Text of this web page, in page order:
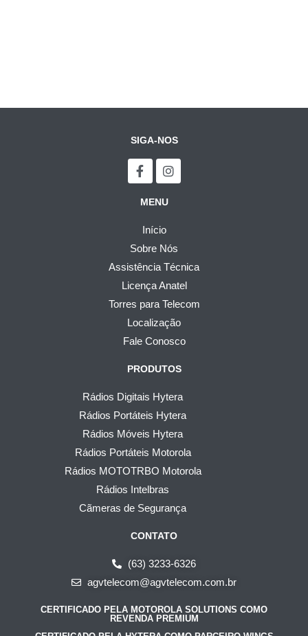
SIGA-NOS
MENU
Início
Sobre Nós
Assistência Técnica
Licença Anatel
Torres para Telecom
Localização
Fale Conosco
PRODUTOS
Rádios Digitais Hytera
Rádios Portáteis Hytera
Rádios Móveis Hytera
Rádios Portáteis Motorola
Rádios MOTOTRBO Motorola
Rádios Intelbras
Cãmeras de Segurança
CONTATO
(63) 3233-6326
agvtelecom@agvtelecom.com.br
CERTIFICADO PELA MOTOROLA SOLUTIONS COMO
REVENDA PREMIUM